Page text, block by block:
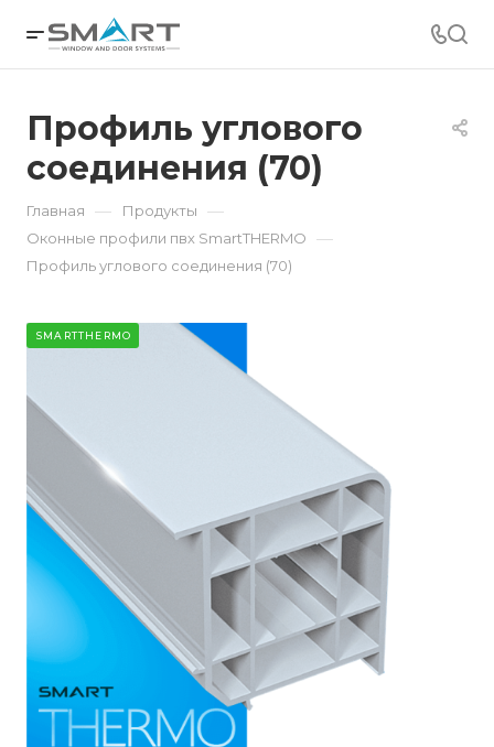
Профиль углового
соединения (70)
Главная — Продукты —
Оконные профили пвх SmartTHERMO —
Профиль углового соединения (70)
SMARTTHERMO